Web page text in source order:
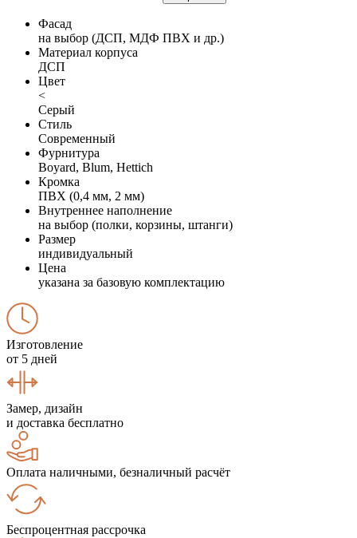
Фасад
на выбор (ДСП, МДФ ПВХ и др.)
Материал корпуса
ДСП
Цвет
<
Серый
Стиль
Современный
Фурнитура
Boyard, Blum, Hettich
Кромка
ПВХ (0,4 мм, 2 мм)
Внутреннее наполнение
на выбор (полки, корзины, штанги)
Размер
индивидуальный
Цена
указана за базовую комплектацию
Изготовление
от 5 дней
Замер, дизайн
и доставка бесплатно
Оплата наличными, безналичный расчёт
Беспроцентная рассрочка